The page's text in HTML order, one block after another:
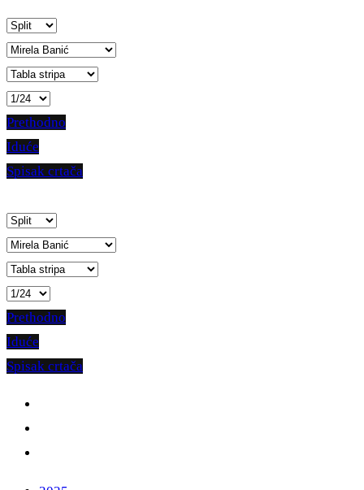
Prethodno
Iduće
Spisak crtača
Prethodno
Iduće
Spisak crtača